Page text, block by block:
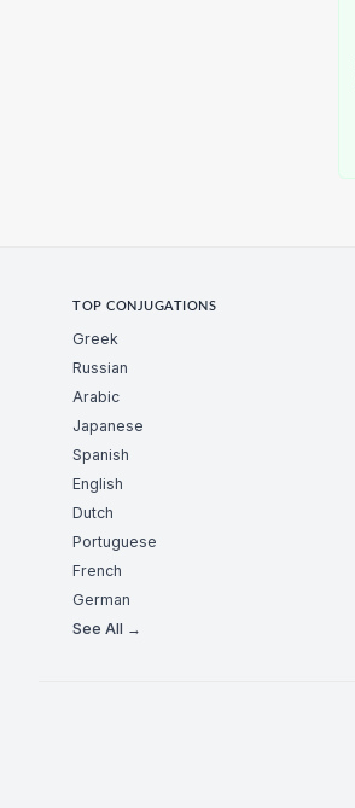
TOP CONJUGATIONS
Greek
Russian
Arabic
Japanese
Spanish
English
Dutch
Portuguese
French
German
See All →